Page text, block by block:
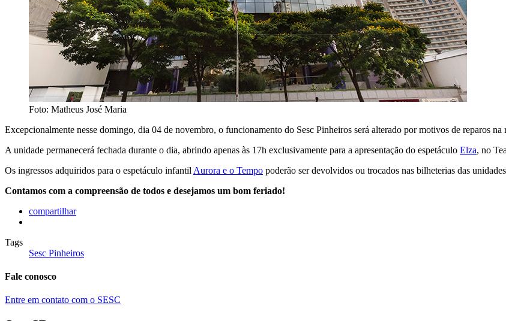
Foto: Matheus José Maria
Excepcionalmente nesse domingo, dia 04 de novembro, o funcionamento do Sesc Pinheiros será alterado por motivos de reparos
A unidade permanecerá fechada durante o dia, abrindo apenas às 17h exclusivamente para a apresentação do espetáculo Elza, no
Os ingressos adquiridos para o espetáculo infantil Aurora e o Tempo poderão ser devolvidos ou trocados nas bilheterias das
Contamos com a compreensão de todos e desejamos um bom feriado!
compartilhar
Tags
Sesc Pinheiros
Fale conosco
Entre em contato com o SESC